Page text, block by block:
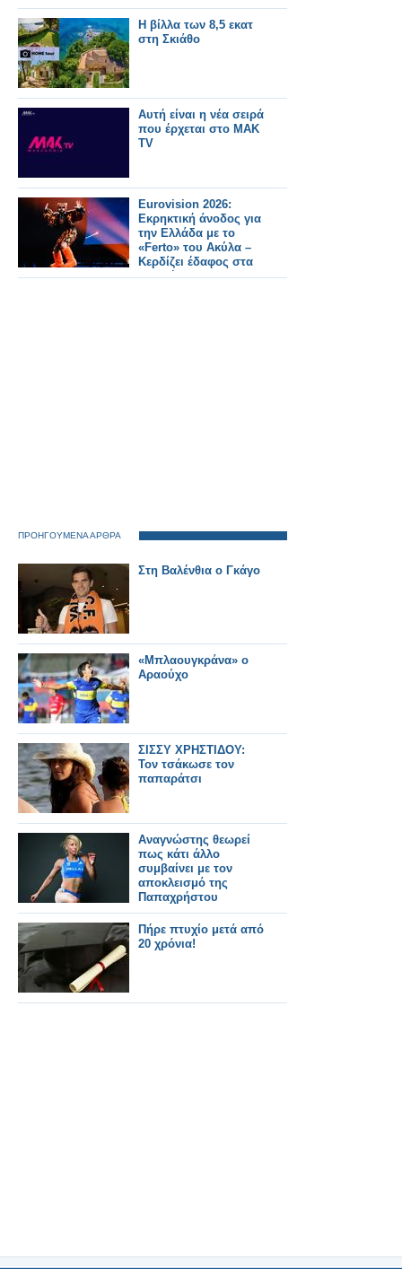
Η βίλλα των 8,5 εκατ
στη Σκιάθο
Αυτή είναι η νέα σειρά
που έρχεται στο ΜΑΚ
TV
Eurovision 2026:
Εκρηκτική άνοδος για
την Ελλάδα με το
«Ferto» του Ακύλα –
Κερδίζει έδαφος στα
στοιχήματα
ΠΡΟΗΓΟΥΜΕΝΑ ΑΡΘΡΑ
Στη Βαλένθια ο Γκάγο
«Μπλαουγκράνα» ο
Αραούχο
ΣΙΣΣΥ ΧΡΗΣΤΙΔΟΥ:
Τον τσάκωσε τον
παπαράτσι
Αναγνώστης θεωρεί
πως κάτι άλλο
συμβαίνει με τον
αποκλεισμό της
Παπαχρήστου
Πήρε πτυχίο μετά από
20 χρόνια!